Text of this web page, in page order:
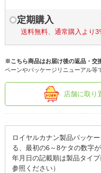
定期購入
送料無料、通常購入より
※こちら商品はお届け後の返品・交
ペーンやパッケージリニューアル等
店舗に取り
ロイヤルカナン製品パッケ
る、最初の6～8ケタの数字が
年月日の記載順は製品タイ
参照ください）